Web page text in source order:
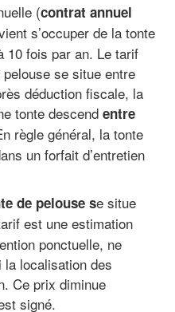
(contrat annuel
s’occuper de la tonte
10 fois par an. Le tarif
se situe entre
déduction fiscale, la
tonte descend entre
règle général, la tonte
un forfait d’entretien
de pelouse se situe
est une estimation
ponctuelle, ne
la localisation des
Ce prix diminue
signé.